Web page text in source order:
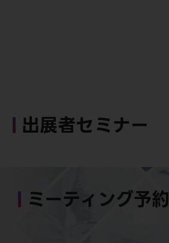
出展者セミナー
ミーティング予約